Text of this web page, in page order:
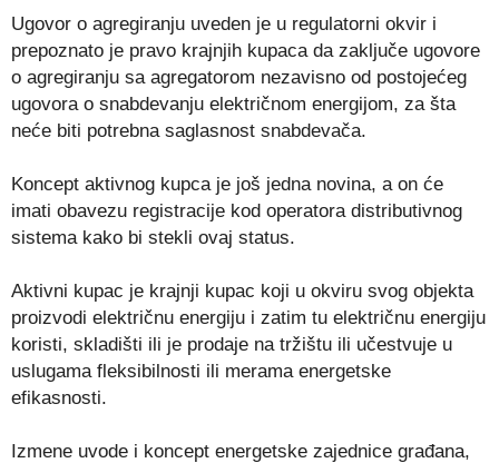
Ugovor o agregiranju uveden je u regulatorni okvir i
prepoznato je pravo krajnjih kupaca da zaključe ugovore
o agregiranju sa agregatorom nezavisno od postojećeg
ugovora o snabdevanju električnom energijom, za šta
neće biti potrebna saglasnost snabdevača.
Koncept aktivnog kupca je još jedna novina, a on će
imati obavezu registracije kod operatora distributivnog
sistema kako bi stekli ovaj status.
Aktivni kupac je krajnji kupac koji u okviru svog objekta
proizvodi električnu energiju i zatim tu električnu energiju
koristi, skladišti ili je prodaje na tržištu ili učestvuje u
uslugama fleksibilnosti ili merama energetske
efikasnosti.
Izmene uvode i koncept energetske zajednice građana,